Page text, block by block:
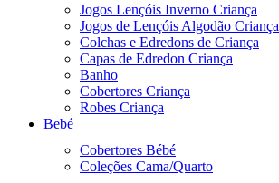
Jogos Lençóis Inverno Criança
Jogos de Lençóis Algodão Criança
Colchas e Edredons de Criança
Capas de Edredon Criança
Banho
Cobertores Criança
Robes Criança
Bebé
Cobertores Bébé
Coleções Cama/Quarto